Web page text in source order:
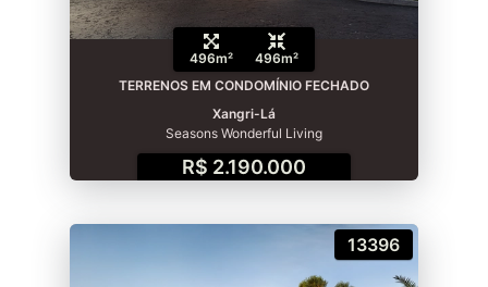
496m²
496m²
TERRENOS EM CONDOMÍNIO FECHADO
Xangri-Lá
Seasons Wonderful Living
R$ 2.190.000
13396